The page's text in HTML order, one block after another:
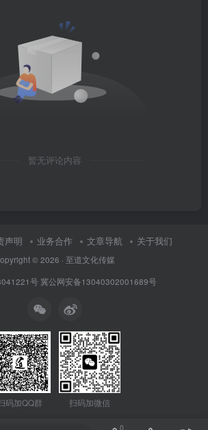
暂无评论内容
声明 业务合作 文章导航 关于我们
© 2026 · 至道文化传媒
号 冀公网安备13040302001689号
码加QQ群 扫码加微信
0